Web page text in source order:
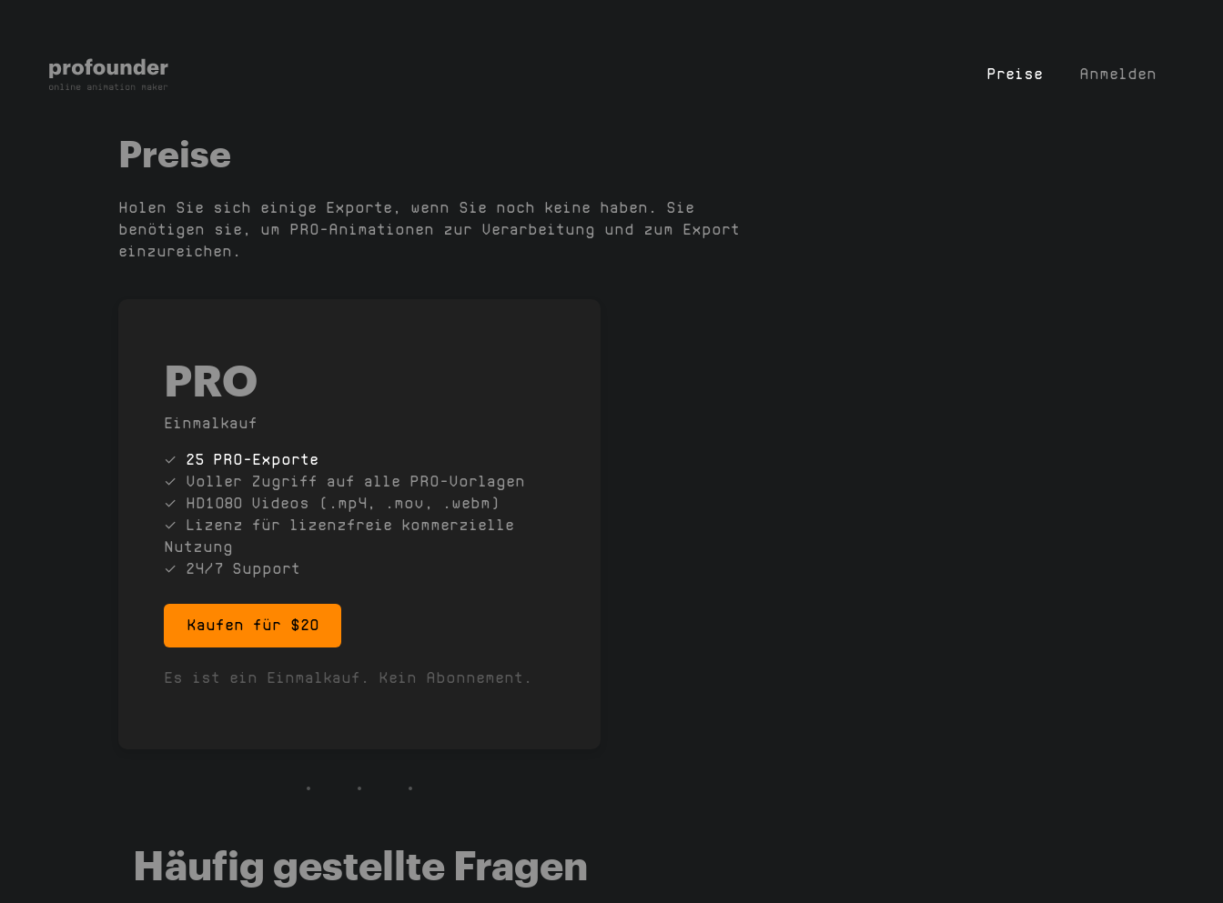
Preise Anmelden
Preise
Holen Sie sich einige Exporte, wenn Sie noch keine haben. Sie
benötigen sie, um PRO-Animationen zur Verarbeitung und zum Export
einzureichen.
PRO
Einmalkauf
✓ 25 PRO-Exporte
✓ Voller Zugriff auf alle PRO-Vorlagen
✓ HD1080 Videos (.mp4, .mov, .webm)
✓ Lizenz für lizenzfreie kommerzielle
Nutzung
✓ 24/7 Support
Kaufen für $20
Es ist ein Einmalkauf. Kein Abonnement.
Häufig gestellte Fragen